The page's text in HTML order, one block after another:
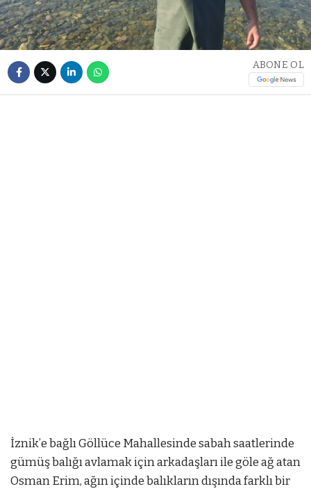
ABONE OL
İznik’e bağlı Göllüce Mahallesinde sabah saatlerinde
gümüş balığı avlamak için arkadaşları ile göle ağ atan
Osman Erim, ağın içinde balıkların dışında farklı bir